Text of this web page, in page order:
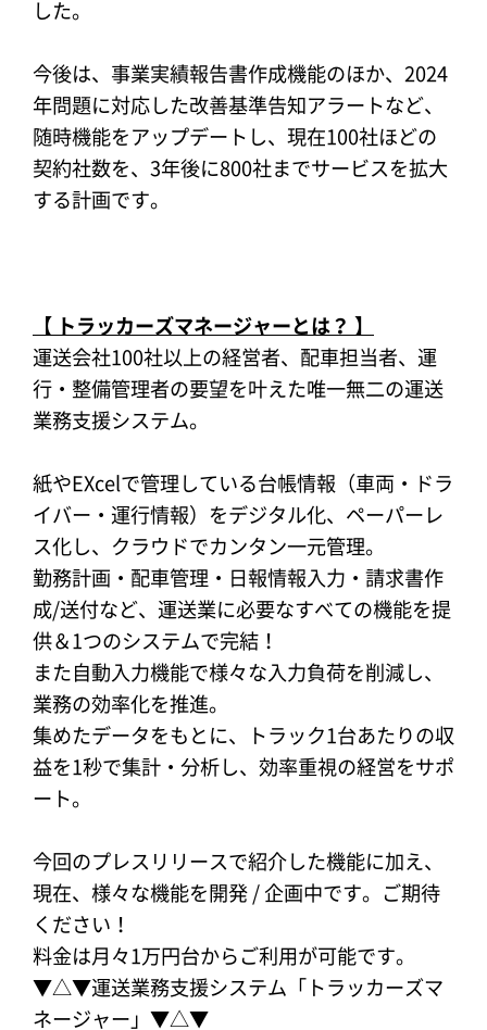
した。
今後は、事業実績報告書作成機能のほか、2024
年問題に対応した改善基準告知アラートなど、
随時機能をアップデートし、現在100社ほどの
契約社数を、3年後に800社までサービスを拡大
する計画です。
【 トラッカーズマネージャーとは？ 】
運送会社100社以上の経営者、配車担当者、運
行・整備管理者の要望を叶えた唯一無二の運送
業務支援システム。
紙やEXcelで管理している台帳情報（車両・ドラ
イバー・運行情報）をデジタル化、ペーパーレ
ス化し、クラウドでカンタン一元管理。
勤務計画・配車管理・日報情報入力・請求書作
成/送付など、運送業に必要なすべての機能を提
供＆1つのシステムで完結！
また自動入力機能で様々な入力負荷を削減し、
業務の効率化を推進。
集めたデータをもとに、トラック1台あたりの収
益を1秒で集計・分析し、効率重視の経営をサポ
ート。
今回のプレスリリースで紹介した機能に加え、
現在、様々な機能を開発 / 企画中です。ご期待
ください！
料金は月々1万円台からご利用が可能です。
▼△▼運送業務支援システム「トラッカーズマ
ネージャー」▼△▼